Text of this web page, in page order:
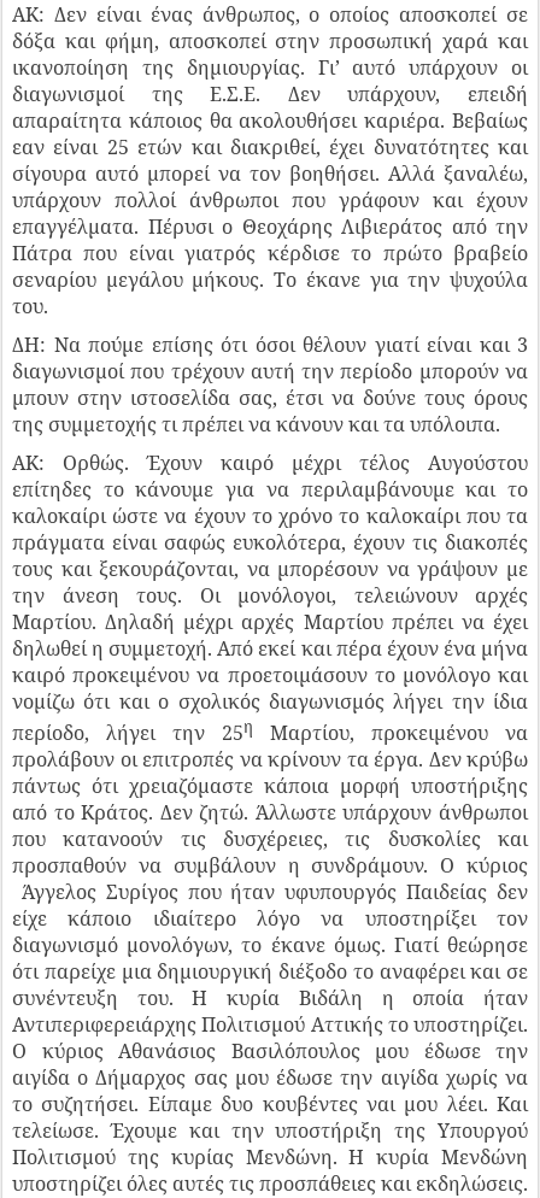
ΑΚ: Δεν είναι ένας άνθρωπος, ο οποίος αποσκοπεί σε
δόξα και φήμη, αποσκοπεί στην προσωπική χαρά και
ικανοποίηση της δημιουργίας. Γι’ αυτό υπάρχουν οι
διαγωνισμοί της Ε.Σ.Ε. Δεν υπάρχουν, επειδή
απαραίτητα κάποιος θα ακολουθήσει καριέρα. Βεβαίως
εαν είναι 25 ετών και διακριθεί, έχει δυνατότητες και
σίγουρα αυτό μπορεί να τον βοηθήσει. Αλλά ξαναλέω,
υπάρχουν πολλοί άνθρωποι που γράφουν και έχουν
επαγγέλματα. Πέρυσι ο Θεοχάρης Λιβιεράτος από την
Πάτρα που είναι γιατρός κέρδισε το πρώτο βραβείο
σεναρίου μεγάλου μήκους. Το έκανε για την ψυχούλα
του.
ΔΗ: Να πούμε επίσης ότι όσοι θέλουν γιατί είναι και 3
διαγωνισμοί που τρέχουν αυτή την περίοδο μπορούν να
μπουν στην ιστοσελίδα σας, έτσι να δούνε τους όρους
της συμμετοχής τι πρέπει να κάνουν και τα υπόλοιπα.
ΑΚ: Ορθώς. Έχουν καιρό μέχρι τέλος Αυγούστου
επίτηδες το κάνουμε για να περιλαμβάνουμε και το
καλοκαίρι ώστε να έχουν το χρόνο το καλοκαίρι που τα
πράγματα είναι σαφώς ευκολότερα, έχουν τις διακοπές
τους και ξεκουράζονται, να μπορέσουν να γράψουν με
την άνεση τους. Οι μονόλογοι, τελειώνουν αρχές
Μαρτίου. Δηλαδή μέχρι αρχές Μαρτίου πρέπει να έχει
δηλωθεί η συμμετοχή. Από εκεί και πέρα έχουν ένα μήνα
καιρό προκειμένου να προετοιμάσουν το μονόλογο και
νομίζω ότι και ο σχολικός διαγωνισμός λήγει την ίδια
περίοδο, λήγει την 25η
Μαρτίου, προκειμένου να
προλάβουν οι επιτροπές να κρίνουν τα έργα. Δεν κρύβω
πάντως ότι χρειαζόμαστε κάποια μορφή υποστήριξης
από το Κράτος. Δεν ζητώ. Άλλωστε υπάρχουν άνθρωποι
που κατανοούν τις δυσχέρειες, τις δυσκολίες και
προσπαθούν να συμβάλουν η συνδράμουν. Ο κύριος
Άγγελος Συρίγος που ήταν υφυπουργός Παιδείας δεν
είχε κάποιο ιδιαίτερο λόγο να υποστηρίξει τον
διαγωνισμό μονολόγων, το έκανε όμως. Γιατί θεώρησε
ότι παρείχε μια δημιουργική διέξοδο το αναφέρει και σε
συνέντευξη του. Η κυρία Βιδάλη η οποία ήταν
Αντιπεριφερειάρχης Πολιτισμού Αττικής το υποστηρίζει.
Ο κύριος Αθανάσιος Βασιλόπουλος μου έδωσε την
αιγίδα ο Δήμαρχος σας μου έδωσε την αιγίδα χωρίς να
το συζητήσει. Είπαμε δυο κουβέντες ναι μου λέει. Και
τελείωσε. Έχουμε και την υποστήριξη της Υπουργού
Πολιτισμού της κυρίας Μενδώνη. Η κυρία Μενδώνη
υποστηρίζει όλες αυτές τις προσπάθειες και εκδηλώσεις.